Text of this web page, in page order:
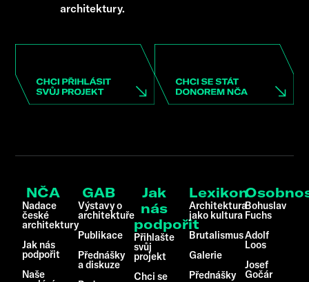
architektury.
NČA
Nadace
české
architektury
Jak nás
podpořit
Naše
GAB
Výstavy o
architektuře
Publikace
Přednášky
a diskuze
Jak
nás
podpořit
Přihlašte
svůj
projekt
Chci se
Lexikon
Architektura
jako kultura
Brutalismus
Galerie
Přednášky
Bohuslav
Fuchs
Adolf
Loos
Josef
Gočár